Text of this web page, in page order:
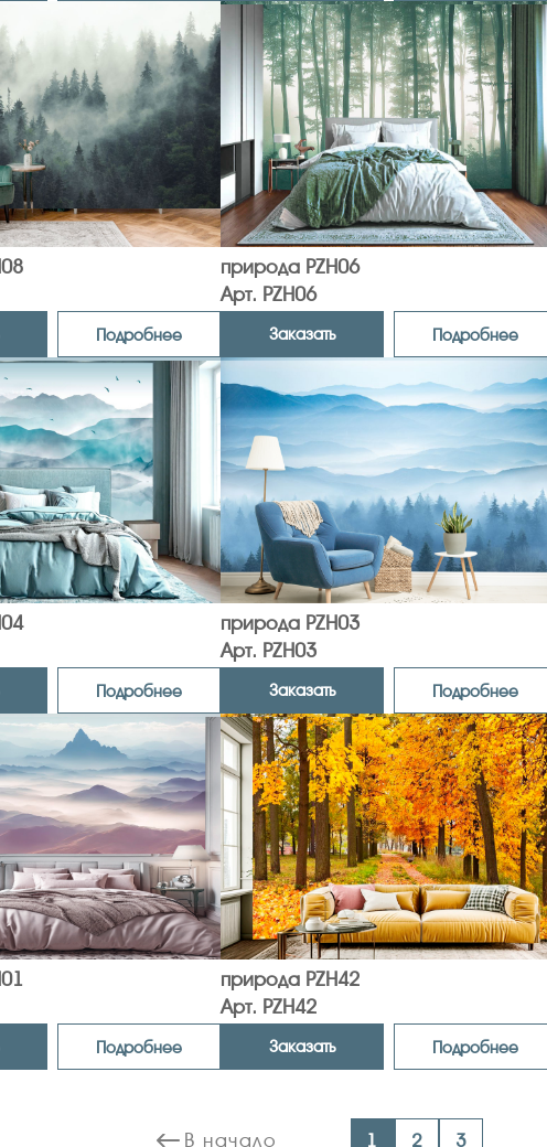
Подробнее
природа PZH06
Арт. PZH06
Заказать Подробнее
Подробнее
природа PZH03
Арт. PZH03
Заказать Подробнее
Подробнее
природа PZH42
Арт. PZH42
Заказать Подробнее
В начало 1 2 3